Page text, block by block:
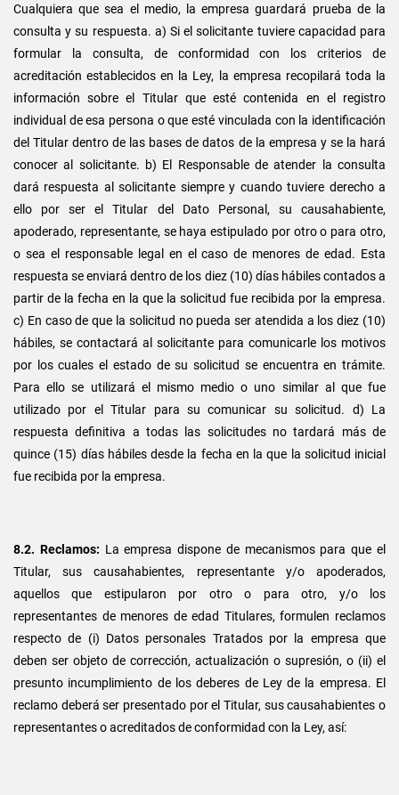
Cualquiera que sea el medio, la empresa guardará prueba de la
consulta y su respuesta. a) Si el solicitante tuviere capacidad para
formular la consulta, de conformidad con los criterios de
acreditación establecidos en la Ley, la empresa recopilará toda la
información sobre el Titular que esté contenida en el registro
individual de esa persona o que esté vinculada con la identificación
del Titular dentro de las bases de datos de la empresa y se la hará
conocer al solicitante. b) El Responsable de atender la consulta
dará respuesta al solicitante siempre y cuando tuviere derecho a
ello por ser el Titular del Dato Personal, su causahabiente,
apoderado, representante, se haya estipulado por otro o para otro,
o sea el responsable legal en el caso de menores de edad. Esta
respuesta se enviará dentro de los diez (10) días hábiles contados a
partir de la fecha en la que la solicitud fue recibida por la empresa.
c) En caso de que la solicitud no pueda ser atendida a los diez (10)
hábiles, se contactará al solicitante para comunicarle los motivos
por los cuales el estado de su solicitud se encuentra en trámite.
Para ello se utilizará el mismo medio o uno similar al que fue
utilizado por el Titular para su comunicar su solicitud. d) La
respuesta definitiva a todas las solicitudes no tardará más de
quince (15) días hábiles desde la fecha en la que la solicitud inicial
fue recibida por la empresa.
8.2. Reclamos: La empresa dispone de mecanismos para que el
Titular, sus causahabientes, representante y/o apoderados,
aquellos que estipularon por otro o para otro, y/o los
representantes de menores de edad Titulares, formulen reclamos
respecto de (i) Datos personales Tratados por la empresa que
deben ser objeto de corrección, actualización o supresión, o (ii) el
presunto incumplimiento de los deberes de Ley de la empresa. El
reclamo deberá ser presentado por el Titular, sus causahabientes o
representantes o acreditados de conformidad con la Ley, así: